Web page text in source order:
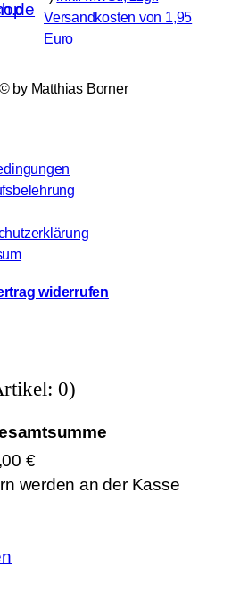
Versandkosten von 1,95
Euro
by Matthias Borner
widerrufen
0)
€
werden an der Kasse